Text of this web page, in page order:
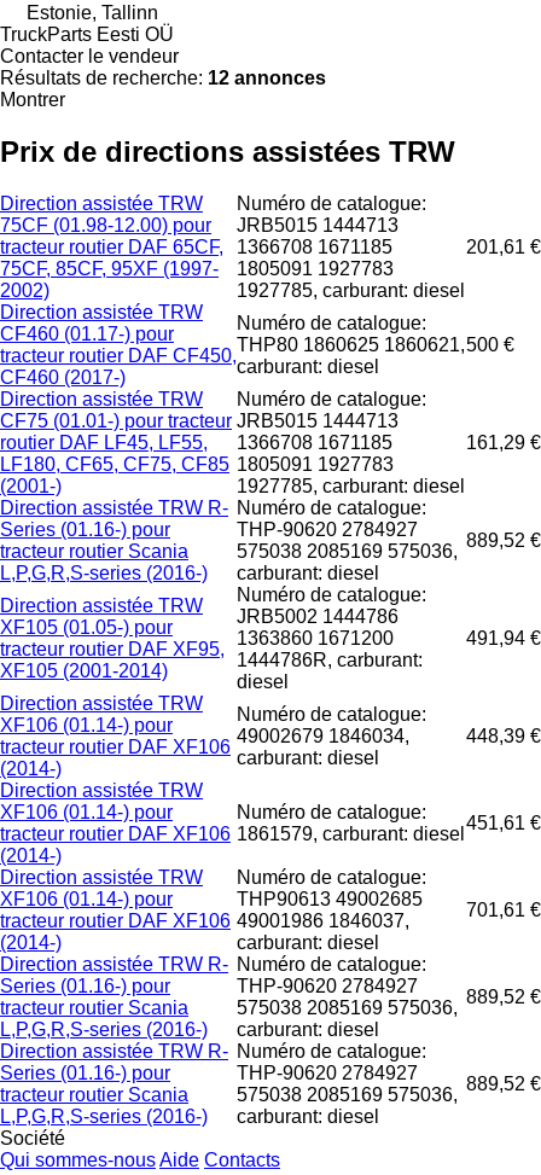
Estonie, Tallinn
TruckParts Eesti OÜ
Contacter le vendeur
Résultats de recherche: 12 annonces
Montrer
Prix de directions assistées TRW
Direction assistée TRW
75CF (01.98-12.00) pour
tracteur routier DAF 65CF,
75CF, 85CF, 95XF (1997-
2002)
Numéro de catalogue:
JRB5015 1444713
1366708 1671185
1805091 1927783
1927785, carburant: diesel
201,61 €
Direction assistée TRW
CF460 (01.17-) pour
tracteur routier DAF CF450,
CF460 (2017-)
Numéro de catalogue:
THP80 1860625 1860621,
carburant: diesel
500 €
Direction assistée TRW
CF75 (01.01-) pour tracteur
routier DAF LF45, LF55,
LF180, CF65, CF75, CF85
(2001-)
Numéro de catalogue:
JRB5015 1444713
1366708 1671185
1805091 1927783
1927785, carburant: diesel
161,29 €
Direction assistée TRW R-
Series (01.16-) pour
tracteur routier Scania
L,P,G,R,S-series (2016-)
Numéro de catalogue:
THP-90620 2784927
575038 2085169 575036,
carburant: diesel
889,52 €
Direction assistée TRW
XF105 (01.05-) pour
tracteur routier DAF XF95,
XF105 (2001-2014)
Numéro de catalogue:
JRB5002 1444786
1363860 1671200
1444786R, carburant:
diesel
491,94 €
Direction assistée TRW
XF106 (01.14-) pour
tracteur routier DAF XF106
(2014-)
Numéro de catalogue:
49002679 1846034,
carburant: diesel
448,39 €
Direction assistée TRW
XF106 (01.14-) pour
tracteur routier DAF XF106
(2014-)
Numéro de catalogue:
1861579, carburant: diesel
451,61 €
Direction assistée TRW
XF106 (01.14-) pour
tracteur routier DAF XF106
(2014-)
Numéro de catalogue:
THP90613 49002685
49001986 1846037,
carburant: diesel
701,61 €
Direction assistée TRW R-
Series (01.16-) pour
tracteur routier Scania
L,P,G,R,S-series (2016-)
Numéro de catalogue:
THP-90620 2784927
575038 2085169 575036,
carburant: diesel
889,52 €
Direction assistée TRW R-
Series (01.16-) pour
tracteur routier Scania
L,P,G,R,S-series (2016-)
Numéro de catalogue:
THP-90620 2784927
575038 2085169 575036,
carburant: diesel
889,52 €
Société
Qui sommes-nousAide Contacts